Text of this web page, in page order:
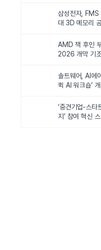
삼성전자,
대 3D 메모리
AMD 잭 후인
2026 개막 기
솔트웨어, AI에
퀵 AI 워크숍’
‘중견기업-스타
지’ 참여 혁신